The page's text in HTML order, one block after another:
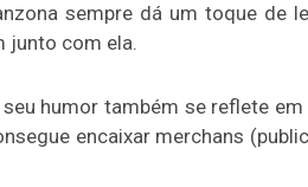
sempre dá um toque de
junto com ela.
humor também se reflete
encaixar merchans